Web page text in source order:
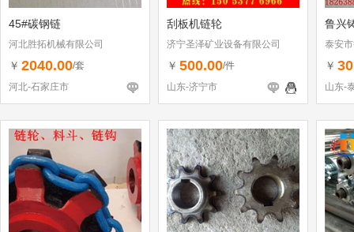
45#碳钢链
河北胜拓机械有限公司
￥ 2040.00/套
河北-石家庄市
刮板机链轮
济宁圣泽矿业设备有限公司
￥ 500.00/件
山东-济宁市
鲁兴
泰安
￥
山东-